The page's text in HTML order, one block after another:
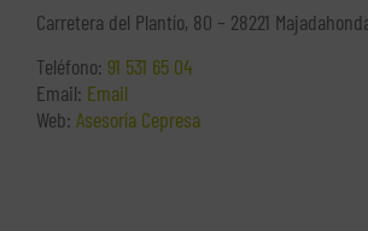
Carretera del Plantío, 80 – 28221
Teléfono: 91 531 65 04
Email: Email
Web: Asesoría Cepresa